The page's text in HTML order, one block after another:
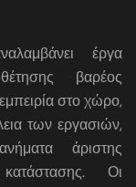
έργα
βαρέος
στο χώρο,
των εργασιών,
άριστης
Οι